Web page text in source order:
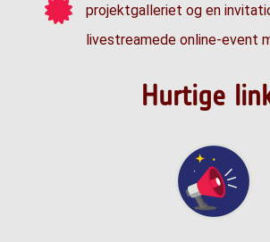
projektgalleriet og en
livestreamede online-event
Hurtige